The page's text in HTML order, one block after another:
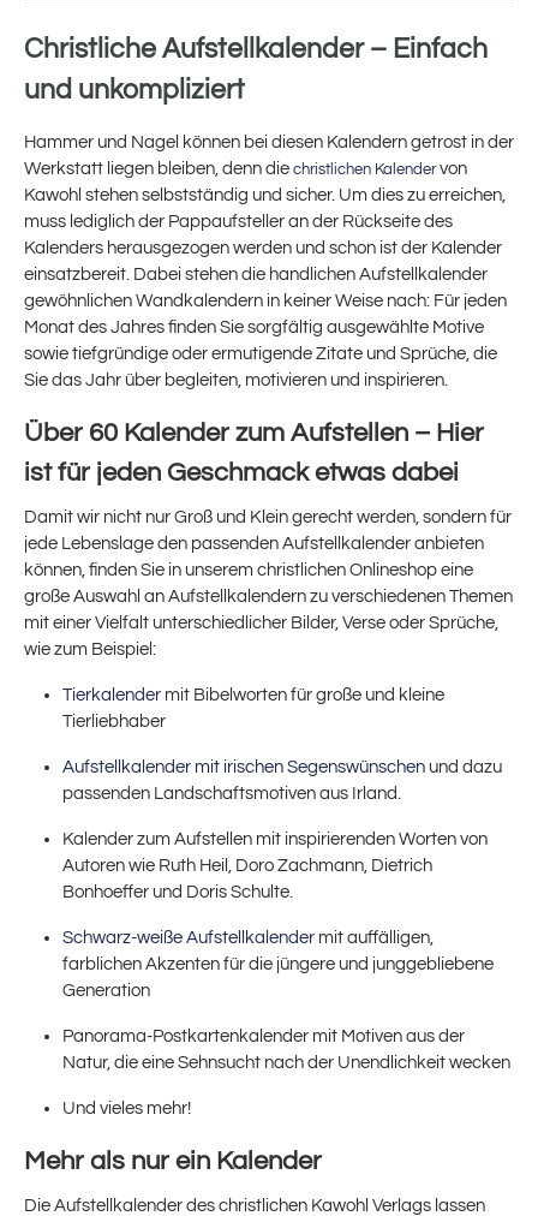
Christliche Aufstellkalender – Einfach
und unkompliziert
Hammer und Nagel können bei diesen Kalendern getrost in der
Werkstatt liegen bleiben, denn die christlichen Kalendervon
Kawohl stehen selbstständig und sicher. Um dies zu erreichen,
muss lediglich der Pappaufsteller an der Rückseite des
Kalenders herausgezogen werden und schon ist der Kalender
einsatzbereit. Dabei stehen die handlichen Aufstellkalender
gewöhnlichen Wandkalendern in keiner Weise nach: Für jeden
Monat des Jahres finden Sie sorgfältig ausgewählte Motive
sowie tiefgründige oder ermutigende Zitate und Sprüche, die
Sie das Jahr über begleiten, motivieren und inspirieren.
Über 60 Kalender zum Aufstellen – Hier
ist für jeden Geschmack etwas dabei
Damit wir nicht nur Groß und Klein gerecht werden, sondern für
jede Lebenslage den passenden Aufstellkalender anbieten
können, finden Sie in unserem christlichen Onlineshop eine
große Auswahl an Aufstellkalendern zu verschiedenen Themen
mit einer Vielfalt unterschiedlicher Bilder, Verse oder Sprüche,
wie zum Beispiel:
Tierkalender mit Bibelworten für große und kleine
Tierliebhaber
Aufstellkalender mit irischen Segenswünschen und dazu
passenden Landschaftsmotiven aus Irland.
Kalender zum Aufstellen mit inspirierenden Worten von
Autoren wie Ruth Heil, Doro Zachmann, Dietrich
Bonhoeffer und Doris Schulte.
Schwarz-weiße Aufstellkalender mit auffälligen,
farblichen Akzenten für die jüngere und junggebliebene
Generation
Panorama-Postkartenkalender mit Motiven aus der
Natur, die eine Sehnsucht nach der Unendlichkeit wecken
Und vieles mehr!
Mehr als nur ein Kalender
Die Aufstellkalender des christlichen Kawohl Verlags lassen